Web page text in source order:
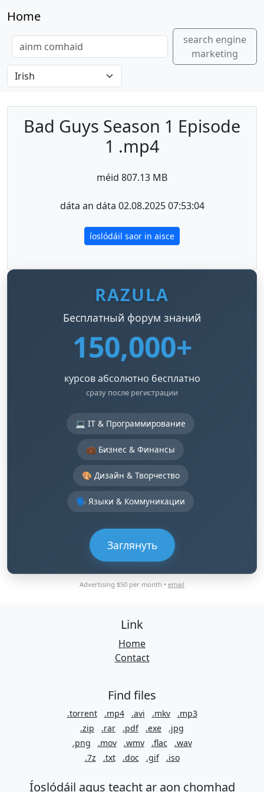
Home
search engine
marketing
Bad Guys Season 1 Episode
1 .mp4
méid 807.13 MB
dáta an dáta 02.08.2025 07:53:04
íoslódáil saor in aisce
RAZULA
Бесплатный форум знаний
150,000+
курсов абсолютно бесплатно
сразу после регистрации
💻 IT & Программирование
💼 Бизнес & Финансы
🎨 Дизайн & Творчество
🗣️ Языки & Коммуникации
Заглянуть
Advertising $50 per month • email
Link
Home
Contact
Find files
.torrent .mp4 .avi .mkv
.mp3
.zip
.rar .pdf .exe
.jpg
.png
.mov .wmv .flac
.wav
.7z
.txt .doc .gif .iso
Íoslódáil agus teacht ar aon chomhad